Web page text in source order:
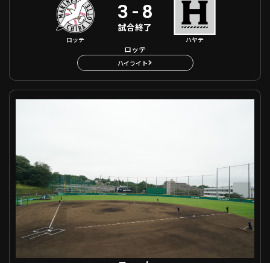
ロッテ
3 - 8
試合終了
ハヤテ
ロッテ
ハイライト
ファーム 埼玉西武 VS 横浜DeNA